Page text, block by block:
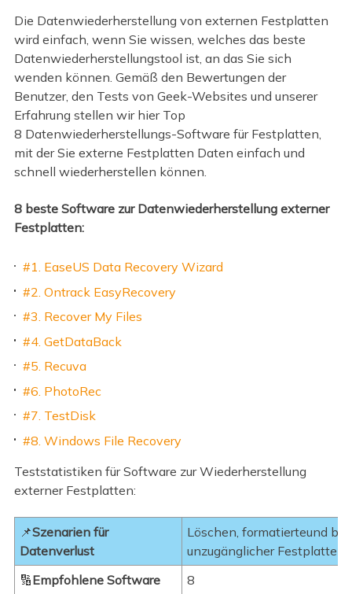
Die Datenwiederherstellung von externen Festplatten
wird einfach, wenn Sie wissen, welches das beste
Datenwiederherstellungstool ist, an das Sie sich
wenden können. Gemäß den Bewertungen der
Benutzer, den Tests von Geek-Websites und unserer
Erfahrung stellen wir hier Top
8 Datenwiederherstellungs-Software für Festplatten,
mit der Sie externe Festplatten Daten einfach und
schnell wiederherstellen können.
8 beste Software zur Datenwiederherstellung externer
Festplatten:
#1. EaseUS Data Recovery Wizard
#2. Ontrack EasyRecovery
#3. Recover My Files
#4. GetDataBack
#5. Recuva
#6. PhotoRec
#7. TestDisk
#8. Windows File Recovery
Teststatistiken für Software zur Wiederherstellung
externer Festplatten:
📌Szenarien für
Datenverlust
Löschen, formatierteund
unzugänglicher
🔢Empfohlene Software 8